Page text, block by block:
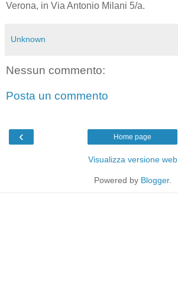
Verona, in Via Antonio Milani 5/a.
Unknown
Nessun commento:
Posta un commento
‹ Home page
Visualizza versione web
Powered by Blogger.